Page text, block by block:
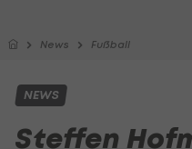
News Fußball
NEWS
Steffen